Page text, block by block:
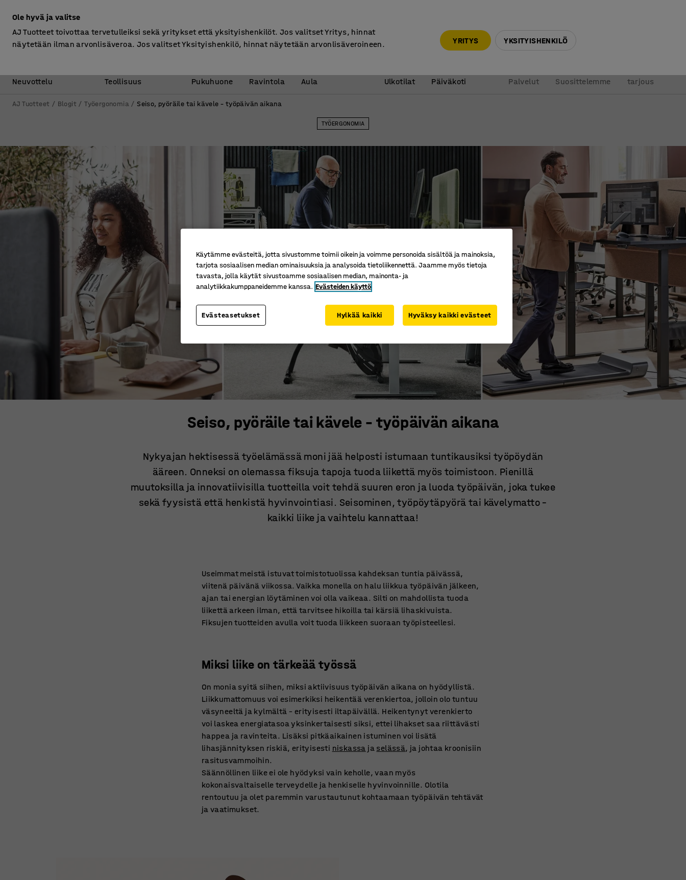
Neuvottelu
Teollisuus
Pukuhuone Ravintola
Aula
Ulkotilat
Päiväkoti
Palvelut Suosittelemme
tarjous
AJ Tuotteet Blogit Työergonomia Seiso, pyöräile tai kävele – työpäivän aikana
TYÖERGONOMIA
Seiso, pyöräile tai kävele – työpäivän aikana
Nykyajan hektisessä työelämässä moni jää helposti istumaan tuntikausiksi työpöydän
ääreen. Onneksi on olemassa fiksuja tapoja tuoda liikettä myös toimistoon. Pienillä
muutoksilla ja innovatiivisilla tuotteilla voit tehdä suuren eron ja luoda työpäivän, joka tukee
sekä fyysistä että henkistä hyvinvointiasi. Seisominen, työpöytäpyörä tai kävelymatto –
kaikki liike ja vaihtelu kannattaa!
Useimmat meistä istuvat toimistotuolissa kahdeksan tuntia päivässä,
viitenä päivänä viikossa. Vaikka monella on halu liikkua työpäivän jälkeen,
ajan tai energian löytäminen voi olla vaikeaa. Silti on mahdollista tuoda
liikettä arkeen ilman, että tarvitsee hikoilla tai kärsiä lihaskivuista.
Fiksujen tuotteiden avulla voit tuoda liikkeen suoraan työpisteellesi.
Miksi liike on tärkeää työssä
On monia syitä siihen, miksi aktiivisuus työpäivän aikana on hyödyllistä.
Liikkumattomuus voi esimerkiksi heikentää verenkiertoa, jolloin olo tuntuu
väsyneeltä ja kylmältä – erityisesti iltapäivällä. Heikentynyt verenkierto
voi laskea energiatasoa yksinkertaisesti siksi, ettei lihakset saa riittävästi
happea ja ravinteita. Lisäksi pitkäaikainen istuminen voi lisätä
lihasjännityksen riskiä, erityisesti niskassa ja selässä, ja johtaa kroonisiin
rasitusvammoihin.
Säännöllinen liike ei ole hyödyksi vain keholle, vaan myös
kokonaisvaltaiselle terveydelle ja henkiselle hyvinvoinnille. Olotila
rentoutuu ja olet paremmin varustautunut kohtaamaan työpäivän tehtävät
ja vaatimukset.
Ole hyvä ja valitse
AJ Tuotteet toivottaa tervetulleiksi sekä yritykset että yksityishenkilöt. Jos valitset Yritys, hinnat
näytetään ilman arvonlisäveroa. Jos valitset Yksityishenkilö, hinnat näytetään arvonlisäveroineen.
YRITYS YKSITYISHENKILÖ
Käytämme evästeitä, jotta sivustomme toimii oikein ja voimme personoida sisältöä ja mainoksia,
tarjota sosiaalisen median ominaisuuksia ja analysoida tietoliikennettä. Jaamme myös tietoja
tavasta, jolla käytät sivustoamme sosiaalisen median, mainonta- ja
analytiikkakumppaneidemme kanssa. Evästeiden käyttö
Evästeasetukset Hylkää kaikki Hyväksy kaikki evästeet